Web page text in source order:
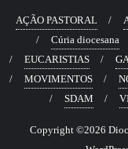
AÇÃO PASTORAL
Cúria diocesana
EUCARISTIAS
MOVIMENTOS
SDAM
Copyright ©2026